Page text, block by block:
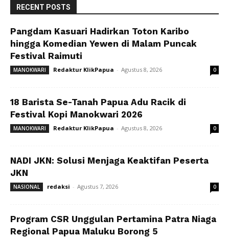
RECENT POSTS
Pangdam Kasuari Hadirkan Toton Karibo
hingga Komedian Yewen di Malam Puncak
Festival Raimuti
MANOKWARI Redaktur KlikPapua - Agustus 8, 2026 0
18 Barista Se-Tanah Papua Adu Racik di
Festival Kopi Manokwari 2026
MANOKWARI Redaktur KlikPapua - Agustus 8, 2026 0
NADI JKN: Solusi Menjaga Keaktifan Peserta
JKN
NASIONAL redaksi - Agustus 7, 2026 0
Program CSR Unggulan Pertamina Patra Niaga
Regional Papua Maluku Borong 5